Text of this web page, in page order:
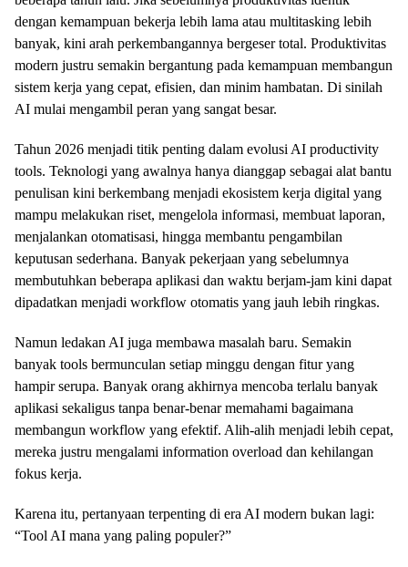
dengan kemampuan bekerja lebih lama atau multitasking lebih
banyak, kini arah perkembangannya bergeser total. Produktivitas
modern justru semakin bergantung pada kemampuan membangun
sistem kerja yang cepat, efisien, dan minim hambatan. Di sinilah
AI mulai mengambil peran yang sangat besar.
Tahun 2026 menjadi titik penting dalam evolusi AI productivity
tools. Teknologi yang awalnya hanya dianggap sebagai alat bantu
penulisan kini berkembang menjadi ekosistem kerja digital yang
mampu melakukan riset, mengelola informasi, membuat laporan,
menjalankan otomatisasi, hingga membantu pengambilan
keputusan sederhana. Banyak pekerjaan yang sebelumnya
membutuhkan beberapa aplikasi dan waktu berjam-jam kini dapat
dipadatkan menjadi workflow otomatis yang jauh lebih ringkas.
Namun ledakan AI juga membawa masalah baru. Semakin
banyak tools bermunculan setiap minggu dengan fitur yang
hampir serupa. Banyak orang akhirnya mencoba terlalu banyak
aplikasi sekaligus tanpa benar-benar memahami bagaimana
membangun workflow yang efektif. Alih-alih menjadi lebih cepat,
mereka justru mengalami information overload dan kehilangan
fokus kerja.
Karena itu, pertanyaan terpenting di era AI modern bukan lagi:
“Tool AI mana yang paling populer?”